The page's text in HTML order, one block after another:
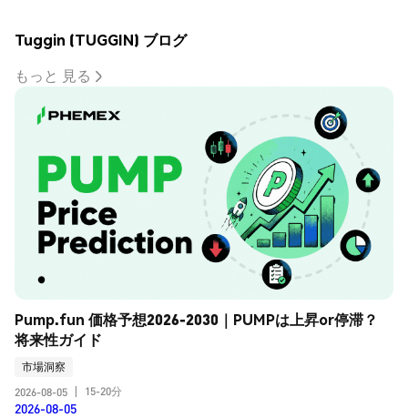
Tuggin (TUGGIN) ブログ
もっと 見る
Pump.fun 価格予想2026-2030｜PUMPは上昇or停滞？
将来性ガイド
市場洞察
2026-08-05
15-20分
2026-08-05